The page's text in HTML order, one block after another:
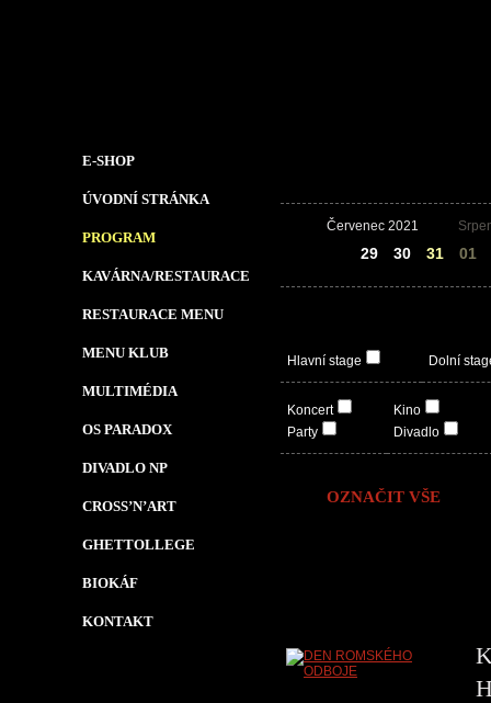
E-SHOP
ÚVODNÍ STRÁNKA
PROGRAM
KAVÁRNA/RESTAURACE
RESTAURACE MENU
MENU KLUB
MULTIMÉDIA
OS PARADOX
DIVADLO NP
CROSS’N’ART
GHETTOLLEGE
BIOKÁF
KONTAKT
Červenec 2021
29 30 31 01
Hlavní stage Dolní
Koncert
Party
Kino
Divadlo
OZNAČIT VŠE